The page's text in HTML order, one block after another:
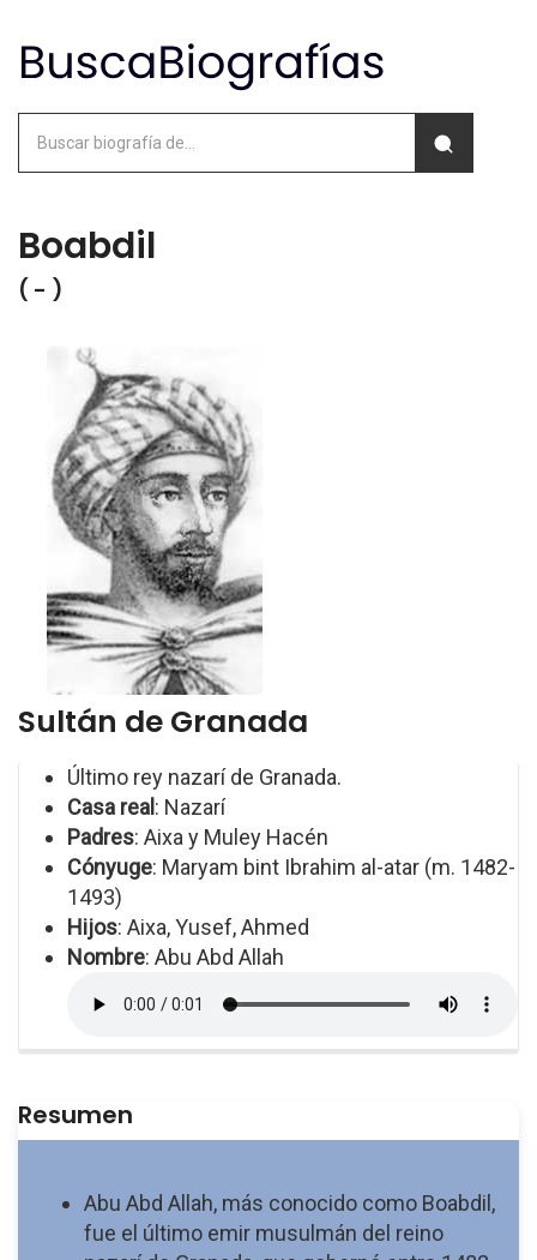
Boabdil
( - )
Sultán de Granada
Último rey nazarí de Granada.
Casa real : Nazarí
Padres: Aixa y Muley Hacén
Cónyuge: Maryam bint Ibrahim al-atar (m. 1482-
1493)
Hijos: Aixa, Yusef, Ahmed
Nombre: Abu Abd Allah
Resumen
Abu Abd Allah, más conocido como Boabdil,
fue el último emir musulmán del reino